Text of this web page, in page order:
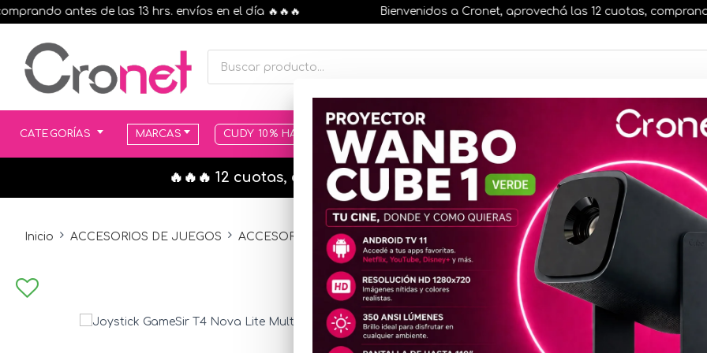
antes de las 13 hrs. envíos en el día 🔥🔥🔥 Bienvenidos a Cronet, aprovechá las 12 cuotas, comprando
CATEGORÍAS MARCAS CUDY 10% HASTA AGOTAR STOCK MOVILIDAD ELÉCTRICA 25% OFF
🔥🔥🔥 12 cuotas, en todos nuestros artículos, comprando antes de las 13
Inicio ACCESORIOS DE JUEGOS ACCESORIOS PLAYSTATION 5
Joystick